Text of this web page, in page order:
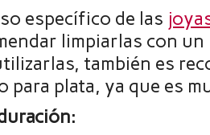
específico de las
limpiarlas con
también es
para plata, ya que es